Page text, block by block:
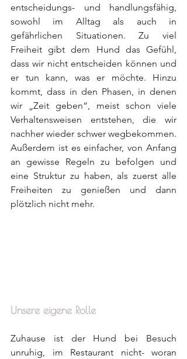
entscheidungs- und handlungsfähig,
sowohl im Alltag als auch in
gefährlichen Situationen. Zu viel
Freiheit gibt dem Hund das Gefühl,
dass wir nicht entscheiden können und
er tun kann, was er möchte. Hinzu
kommt, dass in den Phasen, in denen
wir „Zeit geben“, meist schon viele
Verhaltensweisen entstehen, die wir
nachher wieder schwer wegbekommen.
Außerdem ist es einfacher, von Anfang
an gewisse Regeln zu befolgen und
eine Struktur zu haben, als zuerst alle
Freiheiten zu genießen und dann
plötzlich nicht mehr.
Unsere eigene Rolle
Zuhause ist der Hund bei Besuch
unruhig, im Restaurant nicht- woran